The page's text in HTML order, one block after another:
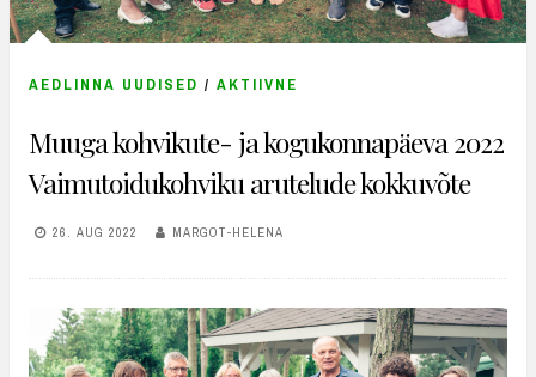
AEDLINNA UUDISED / AKTIIVNE
Muuga kohvikute- ja kogukonnapäeva 2022
Vaimutoidukohviku arutelude kokkuvõte
26. AUG 2022 MARGOT-HELENA